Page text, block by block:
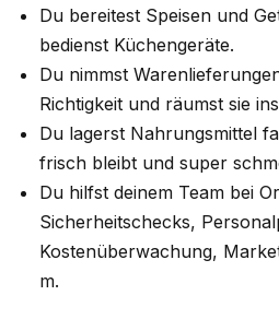
Du bereitest Speisen und
bedienst Küchengeräte.
Du nimmst
Richtigkeit und räumst sie
Du lagerst Nahrungsmittel
frisch bleibt und super
Du hilfst deinem Team bei
Sicherheitschecks,
Kostenüberwachung,
m.